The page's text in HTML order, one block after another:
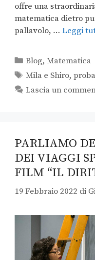
offre una
matematica dietro
pallavolo, … Leggi
Blog,Matematica
Mila e Shiro,
Lascia un
PARLIAMO
DEI VIAGGI
FILM “IL
19 Febbraio 2022 di